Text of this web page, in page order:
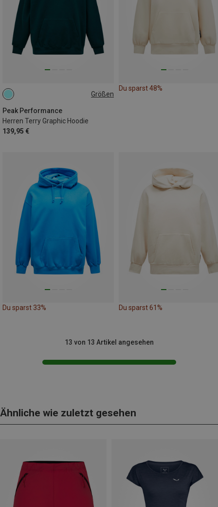
Größen
Peak Performance
Herren Terry Graphic Hoodie
139,95 €
S
Du sparst 48%
Du sparst 33% Du sparst 61%
13 von 13 Artikel angesehen
Ähnliche wie zuletzt gesehen